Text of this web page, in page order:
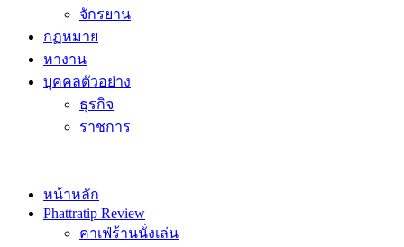
จักรยาน
กฏหมาย
หางาน
บุคคลตัวอย่าง
ธุรกิจ
ราชการ
หน้าหลัก
Phattratip Review
คาเฟ่ร้านนั่งเล่น